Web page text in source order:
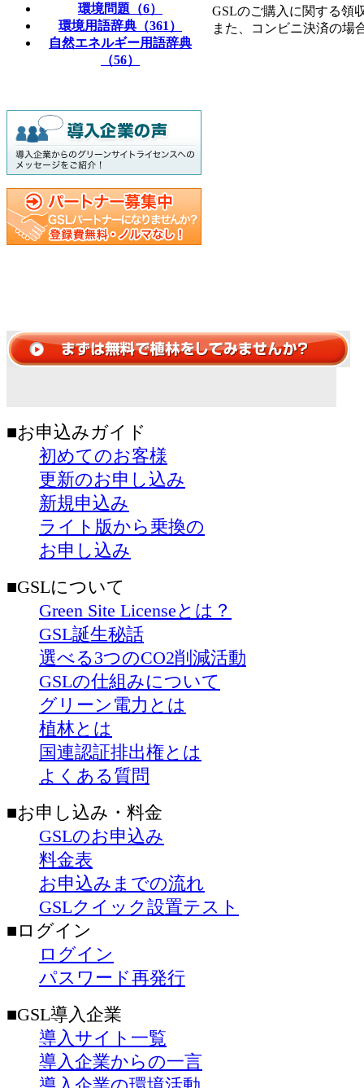
環境問題（6）
環境用語辞典（361）
自然エネルギー用語辞典
（56）
GSLのご購入に関する領
また、コンビニ決済の場
■お申込みガイド
初めてのお客様
更新のお申し込み
新規申込み
ライト版から乗換の
お申し込み
■GSLについて
Green Site Licenseとは？
GSL誕生秘話
選べる3つのCO2削減活動
GSLの仕組みについて
グリーン電力とは
植林とは
国連認証排出権とは
よくある質問
■お申し込み・料金
GSLのお申込み
料金表
お申込みまでの流れ
GSLクイック設置テスト
■ログイン
ログイン
パスワード再発行
■GSL導入企業
導入サイト一覧
導入企業からの一言